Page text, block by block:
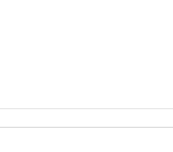
2023
Pelo segundo ano consecutivo